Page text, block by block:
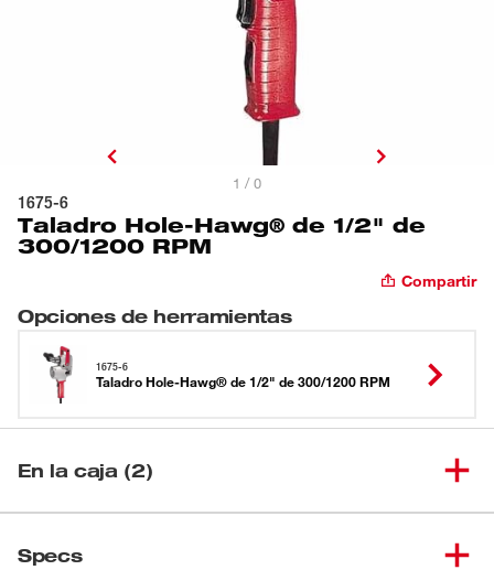
1 / 0
1675-6
Taladro Hole-Hawg® de 1/2" de
300/1200 RPM
Compartir
Opciones de herramientas
1675-6
Taladro Hole-Hawg® de 1/2" de 300/1200 RPM
En la caja (2)
Specs